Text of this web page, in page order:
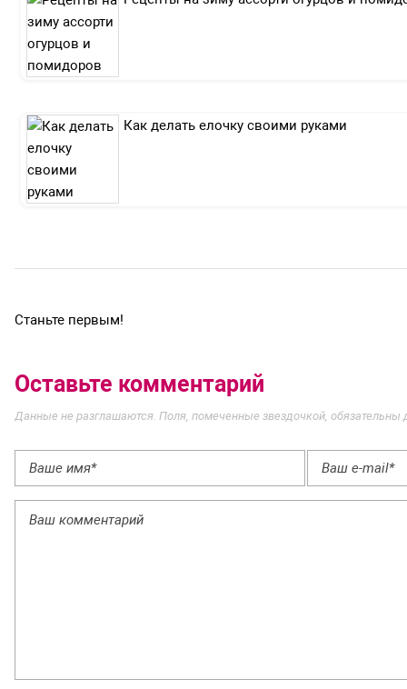
Как делать елочку своими руками
Станьте первым!
Оставьте комментарий
Данные не разглашаются. Поля, помеченные звездочкой, обязательны